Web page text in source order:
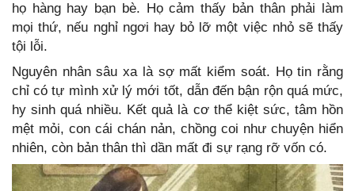
họ hàng hay bạn bè. Họ cảm thấy bản thân phải làm
mọi thứ, nếu nghỉ ngơi hay bỏ lỡ một việc nhỏ sẽ thấy
tội lỗi.
Nguyên nhân sâu xa là sợ mất kiểm soát. Họ tin rằng
chỉ có tự mình xử lý mới tốt, dẫn đến bận rộn quá mức,
hy sinh quá nhiều. Kết quả là cơ thể kiệt sức, tâm hồn
mệt mỏi, con cái chán nản, chồng coi như chuyện hiển
nhiên, còn bản thân thì dần mất đi sự rạng rỡ vốn có.